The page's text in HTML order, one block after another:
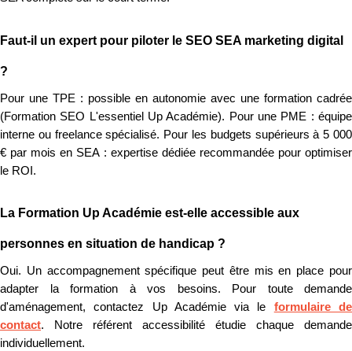
Faut-il un expert pour piloter le SEO SEA marketing digital
?
Pour une TPE : possible en autonomie avec une formation cadrée
(Formation SEO L'essentiel Up Académie). Pour une PME : équipe
interne ou freelance spécialisé. Pour les budgets supérieurs à 5 000
€ par mois en SEA : expertise dédiée recommandée pour optimiser
le ROI.
La Formation Up Académie est-elle accessible aux
personnes en situation de handicap ?
Oui. Un accompagnement spécifique peut être mis en place pour
adapter la formation à vos besoins. Pour toute demande
d'aménagement, contactez Up Académie via le formulaire de
contact. Notre référent accessibilité étudie chaque demande
individuellement.